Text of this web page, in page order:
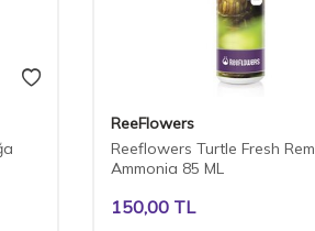
ReeFlowers
Reeflowers Turtle Fresh Rem
Ammonia 85 ML
150,00TL